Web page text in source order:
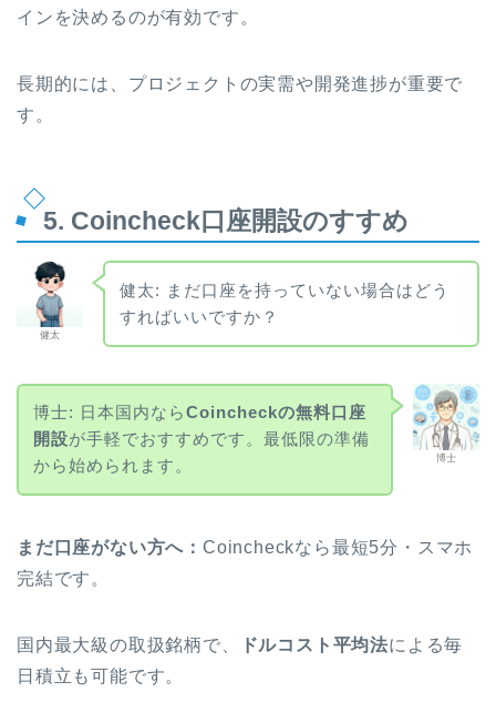
インを決めるのが有効です。
長期的には、プロジェクトの実需や開発進捗が重要で
す。
5. Coincheck口座開設のすすめ
健太
健太: まだ口座を持っていない場合はどう
すればいいですか？
博士
博士: 日本国内ならCoincheckの無料口座
開設が手軽でおすすめです。最低限の準備
から始められます。
まだ口座がない方へ： Coincheckなら最短5分・スマホ
完結です。
国内最大級の取扱銘柄で、 ドルコスト平均法による毎
日積立も可能です。